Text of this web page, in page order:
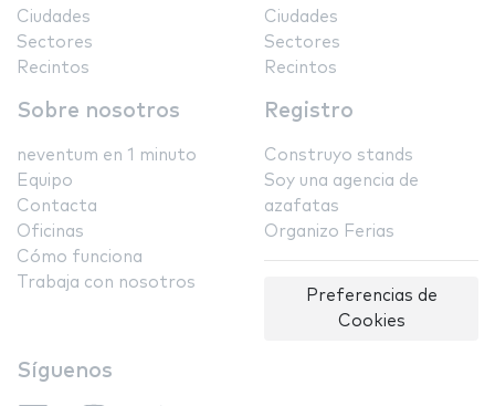
Ciudades
Sectores
Recintos
Ciudades
Sectores
Recintos
Sobre nosotros
neventum en 1 minuto
Equipo
Contacta
Oficinas
Cómo funciona
Trabaja con nosotros
Registro
Construyo stands
Soy una agencia de
azafatas
Organizo Ferias
Preferencias de
Cookies
Síguenos